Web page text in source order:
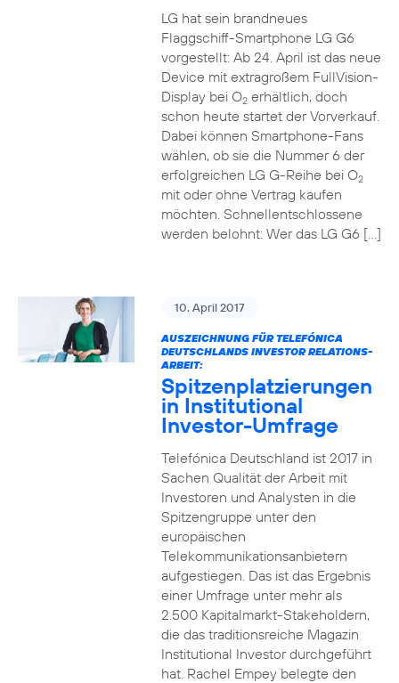
LG hat sein brandneues
Flaggschiff-Smartphone LG G6
vorgestellt: Ab 24. April ist das neue
Device mit extragroßem FullVision-
Display bei O2erhältlich, doch
schon heute startet der Vorverkauf.
Dabei können Smartphone-Fans
wählen, ob sie die Nummer 6 der
erfolgreichen LG G-Reihe bei O2
mit oder ohne Vertrag kaufen
möchten. Schnellentschlossene
werden belohnt: Wer das LG G6 […]
10. April 2017
AUSZEICHNUNG FÜR TELEFÓNICA
DEUTSCHLANDS INVESTOR RELATIONS-
ARBEIT:
Spitzenplatzierungen
in Institutional
Investor-Umfrage
Telefónica Deutschland ist 2017 in
Sachen Qualität der Arbeit mit
Investoren und Analysten in die
Spitzengruppe unter den
europäischen
Telekommunikationsanbietern
aufgestiegen. Das ist das Ergebnis
einer Umfrage unter mehr als
2.500 Kapitalmarkt-Stakeholdern,
die das traditionsreiche Magazin
Institutional Investor durchgeführt
hat. Rachel Empey belegte den